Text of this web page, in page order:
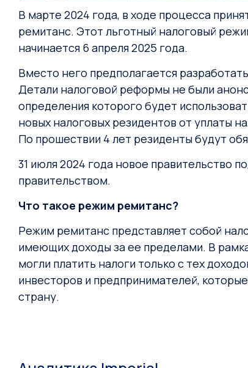
В марте 2024 года, в ходе процесса
ремитанс. Этот льготный налоговый
начинается 6 апреля 2025 года.
Вместо него предполагается
Детали налоговой реформы не были
определения которого будет
новых налоговых резидентов от уплаты
По прошествии 4 лет резиденты будут
31 июля 2024 года новое
правительством.
Что такое режим ремитанс?
Режим ремитанс представляет собой
имеющих доходы за ее пределами. В
могли платить налоги только с тех
инвесторов и предпринимателей,
страну.